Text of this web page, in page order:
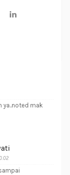
ya..noted mak